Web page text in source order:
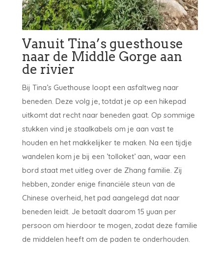
Vanuit Tina’s guesthouse
naar de Middle Gorge aan
de rivier
Bij Tina’s Guethouse loopt een asfaltweg naar
beneden. Deze volg je, totdat je op een hikepad
uitkomt dat recht naar beneden gaat. Op sommige
stukken vind je staalkabels om je aan vast te
houden en het makkelijker te maken. Na een tijdje
wandelen kom je bij een ’tolloket’ aan, waar een
bord staat met uitleg over de Zhang familie. Zij
hebben, zonder enige financiële steun van de
Chinese overheid, het pad aangelegd dat naar
beneden leidt. Je betaalt daarom 15 yuan per
persoon om hierdoor te mogen, zodat deze familie
de middelen heeft om de paden te onderhouden.